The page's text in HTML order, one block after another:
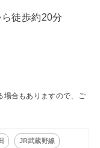
徒歩約20分
合もありますので、ご
JR武蔵野線